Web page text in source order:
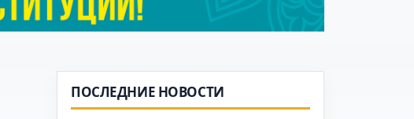
ПОСЛЕДНИЕ НОВОСТИ